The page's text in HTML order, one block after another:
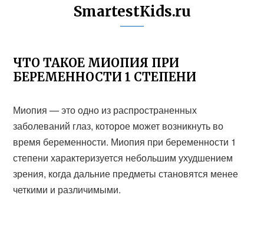
SmartestKids.ru
ЧТО ТАКОЕ МИОПИЯ ПРИ
БЕРЕМЕННОСТИ 1 СТЕПЕНИ
Миопия — это одно из распространенных
заболеваний глаз, которое может возникнуть во
время беременности. Миопия при беременности 1
степени характеризуется небольшим ухудшением
зрения, когда дальние предметы становятся менее
четкими и различимыми.